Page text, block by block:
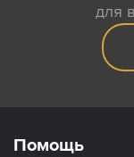
для
Помощь